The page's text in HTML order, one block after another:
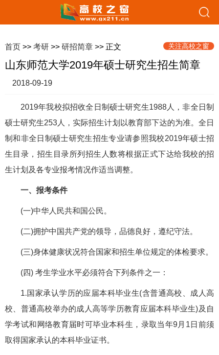
首页 >> 考研 >> 研招简章 >> 正文 关注高校之窗
山东师范大学2019年硕士研究生招生简章
2018-09-19
2019年我校拟招收全日制硕士研究生1988人，非全日制
硕士研究生253人，实际招生计划以教育部下达的为准。全日
制和非全日制硕士研究生招生专业请参照我校2019年硕士招
生目录，招生目录所列招生人数将根据正式下达给我校的招
生计划及各专业报考情况作适当调整。
一、报考条件
(一)中华人民共和国公民。
(二)拥护中国共产党的领导，品德良好，遵纪守法。
(三)身体健康状况符合国家和招生单位规定的体检要求。
(四) 考生学业水平必须符合下列条件之一：
1.国家承认学历的应届本科毕业生(含普通高校、成人高
校、普通高校举办的成人高等学历教育应届本科毕业生)及自
学考试和网络教育届时可毕业本科生，录取当年9月1日前须
取得国家承认的本科毕业证书。